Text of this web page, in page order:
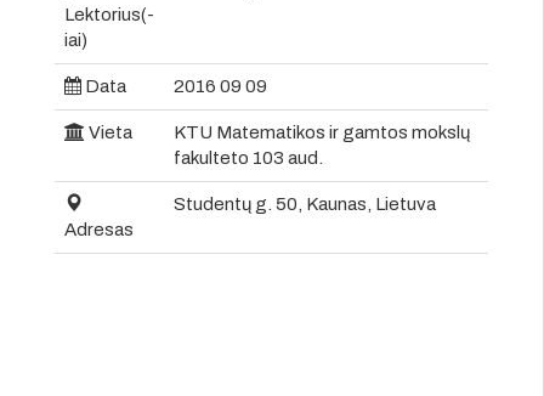
Lektorius(-
iai)
Data 2016 09 09
Vieta
KTU Matematikos ir gamtos mokslų
fakulteto 103 aud.
Adresas
Studentų g. 50, Kaunas, Lietuva